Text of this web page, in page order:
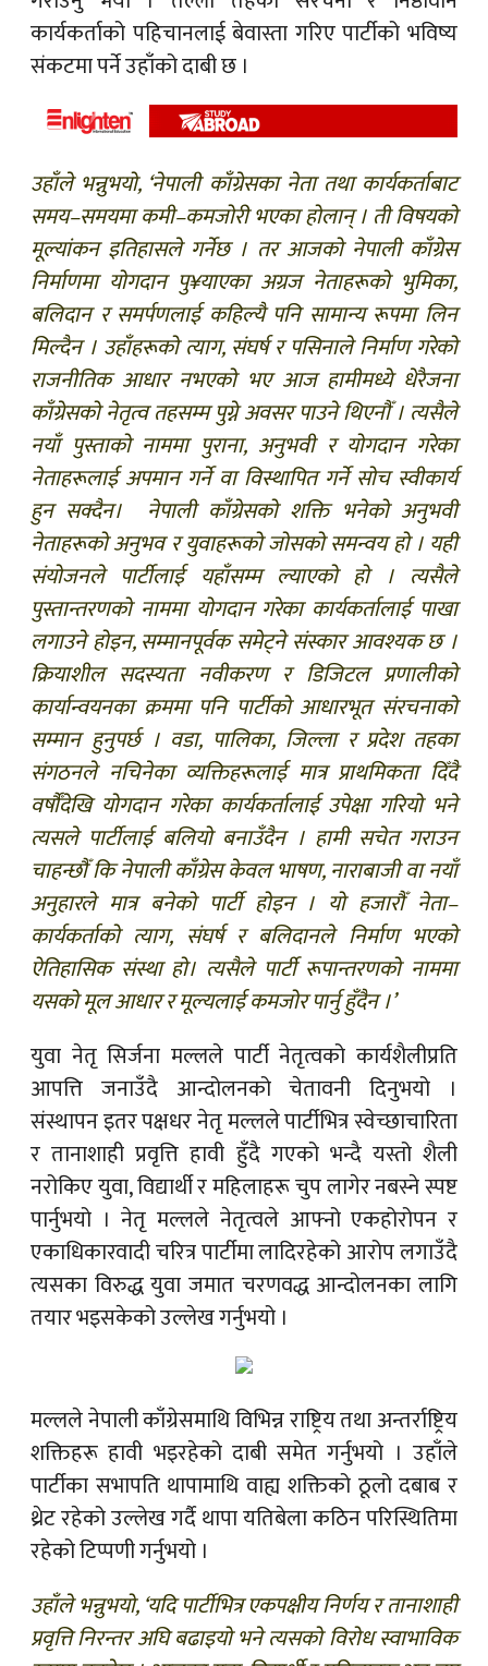
कार्यकर्ताको पहिचानलाई बेवास्ता गरिए पार्टीको भविष्य
संकटमा पर्ने उहाँको दाबी छ ।
उहाँले भन्नुभयो, ‘नेपाली काँग्रेसका नेता तथा कार्यकर्ताबाट
समय–समयमा कमी–कमजोरी भएका होलान् । ती विषयको
मूल्यांकन इतिहासले गर्नेछ । तर आजको नेपाली काँग्रेस
निर्माणमा योगदान पु¥याएका अग्रज नेताहरूको भुमिका,
बलिदान र समर्पणलाई कहिल्यै पनि सामान्य रूपमा लिन
मिल्दैन । उहाँहरूको त्याग, संघर्ष र पसिनाले निर्माण गरेको
राजनीतिक आधार नभएको भए आज हामीमध्ये धेरैजना
काँग्रेसको नेतृत्व तहसम्म पुग्ने अवसर पाउने थिएनौँ । त्यसैले
नयाँ पुस्ताको नाममा पुराना, अनुभवी र योगदान गरेका
नेताहरूलाई अपमान गर्ने वा विस्थापित गर्ने सोच स्वीकार्य
हुन सक्दैन। नेपाली काँग्रेसको शक्ति भनेको अनुभवी
नेताहरूको अनुभव र युवाहरूको जोसको समन्वय हो । यही
संयोजनले पार्टीलाई यहाँसम्म ल्याएको हो । त्यसैले
पुस्तान्तरणको नाममा योगदान गरेका कार्यकर्तालाई पाखा
लगाउने होइन, सम्मानपूर्वक समेट्ने संस्कार आवश्यक छ ।
क्रियाशील सदस्यता नवीकरण र डिजिटल प्रणालीको
कार्यान्वयनका क्रममा पनि पार्टीको आधारभूत संरचनाको
सम्मान हुनुपर्छ । वडा, पालिका, जिल्ला र प्रदेश तहका
संगठनले नचिनेका व्यक्तिहरूलाई मात्र प्राथमिकता दिँदै
वर्षौँदेखि योगदान गरेका कार्यकर्तालाई उपेक्षा गरियो भने
त्यसले पार्टीलाई बलियो बनाउँदैन । हामी सचेत गराउन
चाहन्छौँ कि नेपाली काँग्रेस केवल भाषण, नाराबाजी वा नयाँ
अनुहारले मात्र बनेको पार्टी होइन । यो हजारौँ नेता–
कार्यकर्ताको त्याग, संघर्ष र बलिदानले निर्माण भएको
ऐतिहासिक संस्था हो। त्यसैले पार्टी रूपान्तरणको नाममा
यसको मूल आधार र मूल्यलाई कमजोर पार्नु हुँदैन ।’
युवा नेतृ सिर्जना मल्लले पार्टी नेतृत्वको कार्यशैलीप्रति
आपत्ति जनाउँदै आन्दोलनको चेतावनी दिनुभयो ।
संस्थापन इतर पक्षधर नेतृ मल्लले पार्टीभित्र स्वेच्छाचारिता
र तानाशाही प्रवृत्ति हावी हुँदै गएको भन्दै यस्तो शैली
नरोकिए युवा, विद्यार्थी र महिलाहरू चुप लागेर नबस्ने स्पष्ट
पार्नुभयो । नेतृ मल्लले नेतृत्वले आफ्नो एकहोरोपन र
एकाधिकारवादी चरित्र पार्टीमा लादिरहेको आरोप लगाउँदै
त्यसका विरुद्ध युवा जमात चरणवद्ध आन्दोलनका लागि
तयार भइसकेको उल्लेख गर्नुभयो ।
मल्लले नेपाली काँग्रेसमाथि विभिन्न राष्ट्रिय तथा अन्तर्राष्ट्रिय
शक्तिहरू हावी भइरहेको दाबी समेत गर्नुभयो । उहाँले
पार्टीका सभापति थापामाथि वाह्य शक्तिको ठूलो दबाब र
थ्रेट रहेको उल्लेख गर्दै थापा यतिबेला कठिन परिस्थितिमा
रहेको टिप्पणी गर्नुभयो ।
उहाँले भन्नुभयो, ‘यदि पार्टीभित्र एकपक्षीय निर्णय र तानाशाही
प्रवृत्ति निरन्तर अघि बढाइयो भने त्यसको विरोध स्वाभाविक